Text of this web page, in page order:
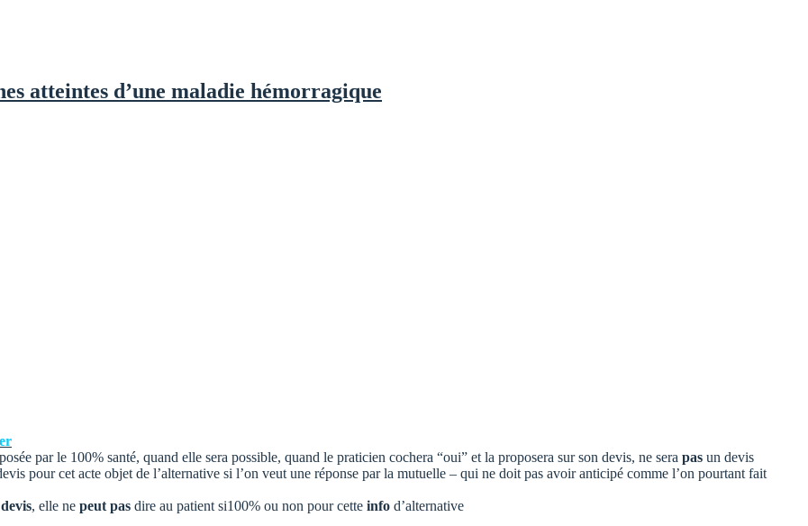
atteintes d’une maladie hémorragique
par le 100% santé, quand elle sera possible, quand le praticien cochera “oui” et la proposera sur son devis, ne sera pas un devis
pour cet acte objet de l’alternative si l’on veut une réponse par la mutuelle – qui ne doit pas avoir anticipé comme l’on pourtant fait
, elle ne peut pas dire au patient si100% ou non pour cette info d’alternative